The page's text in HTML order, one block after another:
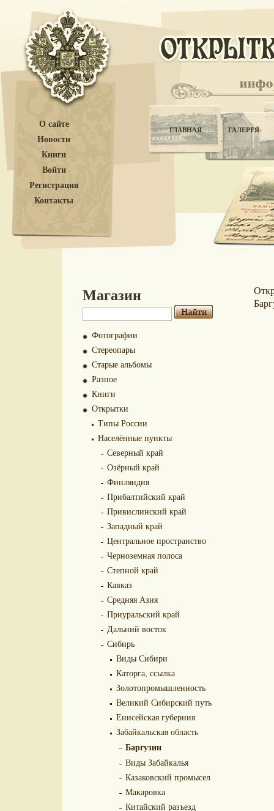
О сайте
Новости
Книги
Войти
Регистрация
Контакты
ГЛАВНАЯ ГАЛЕРЕЯ
Магазин
Фотографии
Стереопары
Старые альбомы
Разное
Книги
Открытки
Типы России
Населённые пункты
Северный край
Озёрный край
Финляндия
Прибалтийский край
Привислинский край
Западный край
Центральное пространство
Черноземная полоса
Степной край
Кавказ
Средняя Азия
Приуральский край
Дальний восток
Сибирь
Виды Сибири
Каторга, ссылка
Золотопромышленность
Великий Сибирский путь
Енисейская губерния
Забайкальская область
Баргузин
Виды Забайкалья
Казаковский промысел
Макаровка
Китайский разъезд